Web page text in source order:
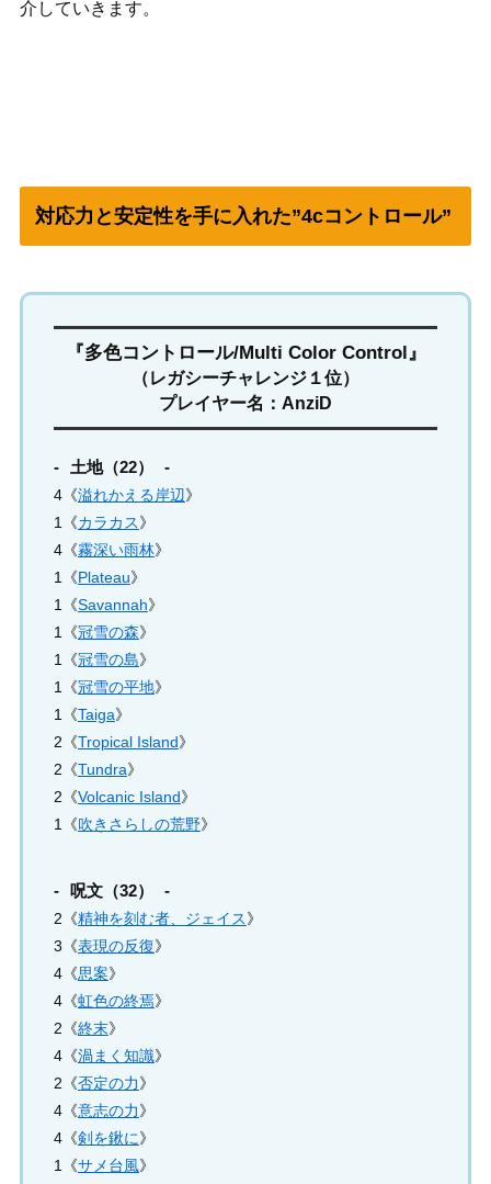
介していきます。
対応力と安定性を手に入れた”4cコントロール”
『多色コントロール/Multi Color Control』
（レガシーチャレンジ１位）
プレイヤー名：AnziD
土地（22）
4《溢れかえる岸辺 》
1《カラカス》
4《霧深い雨林》
1《Plateau》
1《Savannah》
1《冠雪の森》
1《冠雪の島》
1《冠雪の平地》
1《Taiga》
2《Tropical Island》
2《Tundra》
2《Volcanic Island》
1《吹きさらしの荒野》
呪文（32）
2《精神を刻む者、ジェイス》
3《表現の反復》
4《思案》
4《虹色の終焉》
2《終末》
4《渦まく知識》
2《否定の力》
4《意志の力》
4《剣を鍬に》
1《サメ台風》